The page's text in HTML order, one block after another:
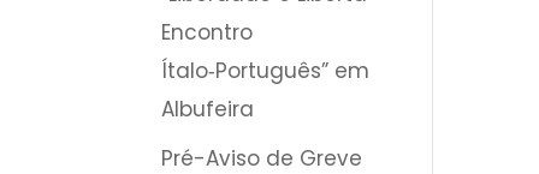
Encontro
Ítalo‑Português” em
Albufeira
Pré-Aviso de Greve